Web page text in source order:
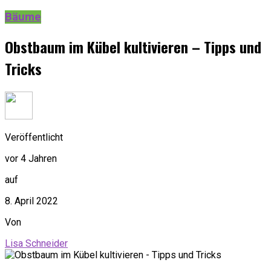
Bäume
Obstbaum im Kübel kultivieren – Tipps und
Tricks
Veröffentlicht
vor 4 Jahren
auf
8. April 2022
Von
Lisa Schneider